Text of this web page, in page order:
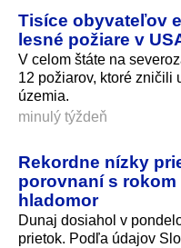
Tisíce obyvateľov
lesné požiare v
V celom štáte na
12 požiarov, ktoré zničili
územia.
minulý týždeň
Rekordne nízky
porovnaní s
hladomor
Dunaj dosiahol v
prietok. Podľa údajov